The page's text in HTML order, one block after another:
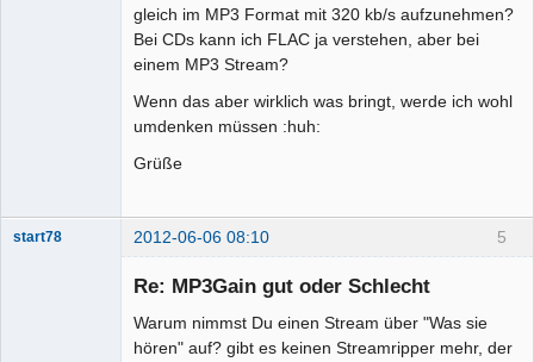
gleich im MP3 Format mit 320 kb/s aufzunehmen?
Bei CDs kann ich FLAC ja verstehen, aber bei
einem MP3 Stream?
Wenn das aber wirklich was bringt, werde ich wohl
umdenken müssen :huh:
Grüße
5
start78 2012-06-06 08:10
Re: MP3Gain gut oder Schlecht
Warum nimmst Du einen Stream über "Was sie
hören" auf? gibt es keinen Streamripper mehr, der